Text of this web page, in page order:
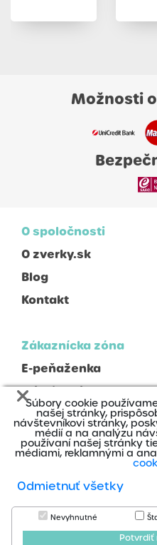
Možnosti
O spoločnosti
O zverky.sk
Blog
Kontakt
Zákaznícka zóna
E-peňaženka
Prihlásenie
Registrácia
2020 © Zverky s.r.o.,
Nájdete
Cookies
Súbory cookie
našej stránky,
návštevníkovi stránky,
médií a na analýzu
používaní našej stránky
médiami, reklamnými a
Odmietnuť všetky
Nevyhnutné
Potvrdiť